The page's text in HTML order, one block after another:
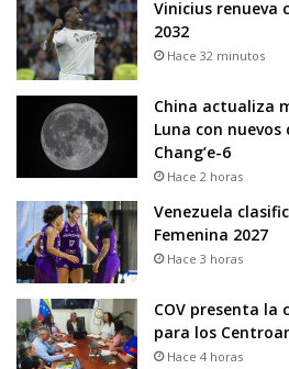
Vinicius renueva
2032
Hace 32 minutos
China actualiza
Luna con
Chang’e-6
Hace 2 horas
Venezuela
Femenina 2027
Hace 3 horas
COV presenta la
para los
Hace 4 horas